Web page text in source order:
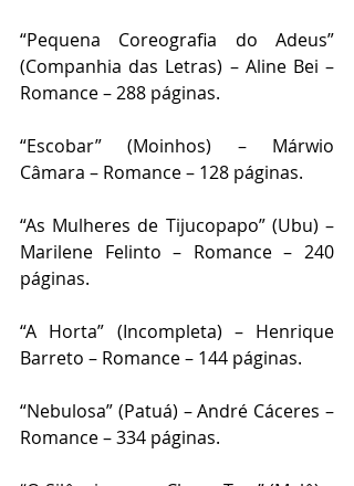
“Pequena Coreografia do Adeus”
(Companhia das Letras) – Aline Bei –
Romance – 288 páginas.
“Escobar” (Moinhos) – Márwio
Câmara – Romance – 128 páginas.
“As Mulheres de Tijucopapo” (Ubu) –
Marilene Felinto – Romance – 240
páginas.
“A Horta” (Incompleta) – Henrique
Barreto – Romance – 144 páginas.
“Nebulosa” (Patuá) – André Cáceres –
Romance – 334 páginas.